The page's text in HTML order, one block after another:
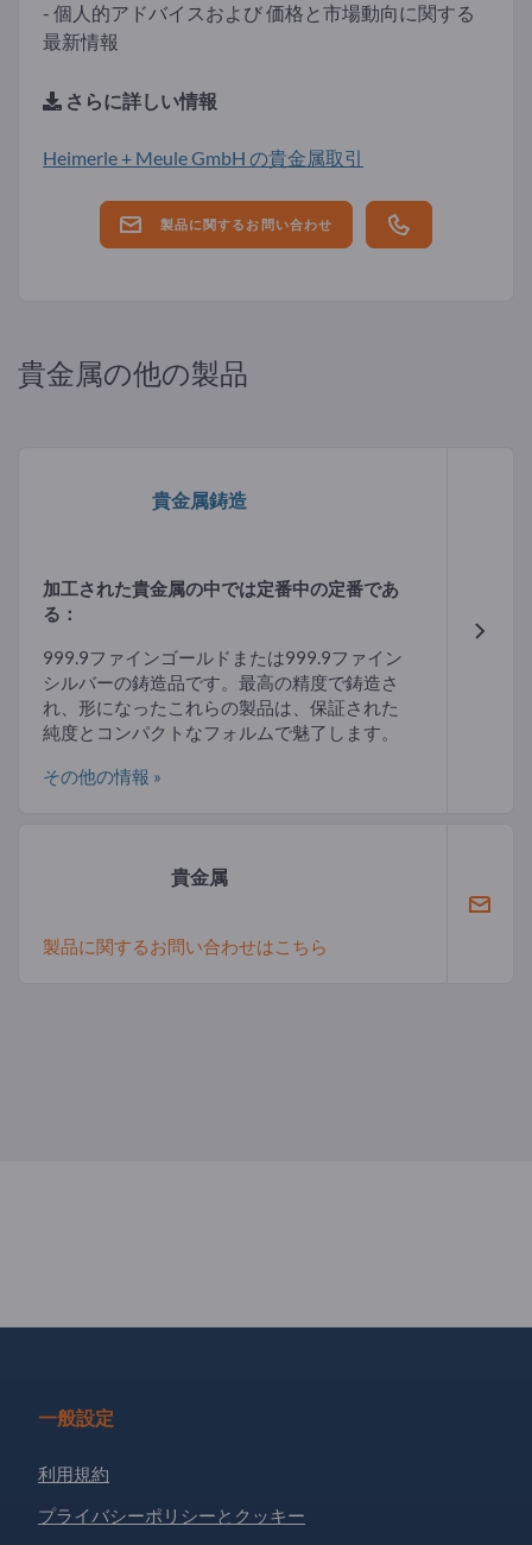
- 個人的アドバイスおよび 価格と市場動向に関する
最新情報
さらに詳しい情報
Heimerle + Meule GmbH の貴金属取引
製品に関するお問い合わせ
貴金属の他の製品
貴金属鋳造
加工された貴金属の中では定番中の定番であ
る：
999.9ファインゴールドまたは999.9ファイン
シルバーの鋳造品です。最高の精度で鋳造さ
れ、形になったこれらの製品は、保証された
純度とコンパクトなフォルムで魅了します。
その他の情報 »
貴金属
製品に関するお問い合わせはこちら
一般設定
利用規約
プライバシーポリシーとクッキー